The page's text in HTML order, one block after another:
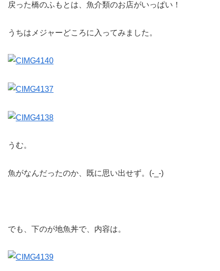
戻った橋のふもとは、魚介類のお店がいっぱい！
うちはメジャーどころに入ってみました。
うむ。
魚がなんだったのか、既に思い出せず。(-_-)
でも、下のが地魚丼で、内容は。